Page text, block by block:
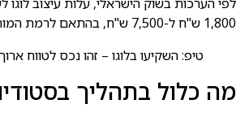
1,800 ש"ח ל-7,500 ש"ח, בהתאם לרמת המורכבות והסטודיו הנבחר.
טיפ: השקיעו בלוגו – זהו נכס לטווח
מה כלול בתהליך